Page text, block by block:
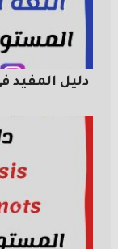
دليل المفيد